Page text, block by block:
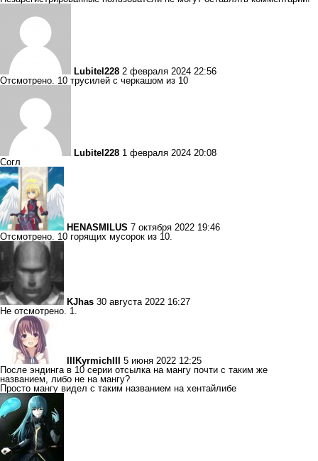
Lubitel228 2 февраля 2024 22:56
Отсмотрено. 10 трусилей с черкашом из 10
Lubitel228 1 февраля 2024 20:08
Согл
HENASMILUS 7 октября 2022 19:46
Отсмотрено. 10 горящих мусорок из 10.
KJhas 30 августа 2022 16:27
Не отсмотрено. 1.
IIIKyrmichIII
5 июня 2022 12:25
После эндинга в 10 серии отсылка на мангу почти с таким же
названием, либо не на мангу?
Просто мангу видел с таким названием на хентайлибе